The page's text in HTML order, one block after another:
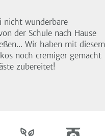
nicht wunderbare
der Schule nach Hause
Wir haben mit diesem
noch cremiger gemacht
zubereitet!